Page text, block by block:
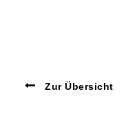
Zur Übersicht